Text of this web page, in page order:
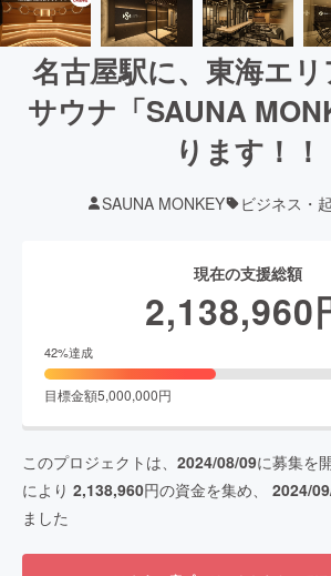
名古屋駅に、東海エ
サウナ「SAUNA
ります！！
SAUNA MONKEY ビジネス・
現在の支援総額
2,138,960
42%達成
目標金額5,000,000円
このプロジェクトは、 2024/08/09に募集を
により 2,138,960円の資金を集め、 2024/
ました